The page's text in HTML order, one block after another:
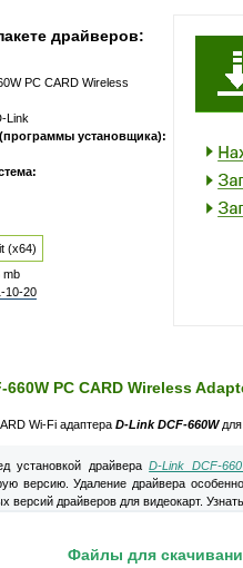
драйверов:
PC CARD Wireless
Link
установщика):
(x64)
mb
10-20
660W PC CARD Wireless
Wi-Fi адаптера D-Link DCF-660Wдля
установкой драйвераD-Link DCF-
версию. Удаление драйвера
версий драйверов для видеокарт.
Файлы для